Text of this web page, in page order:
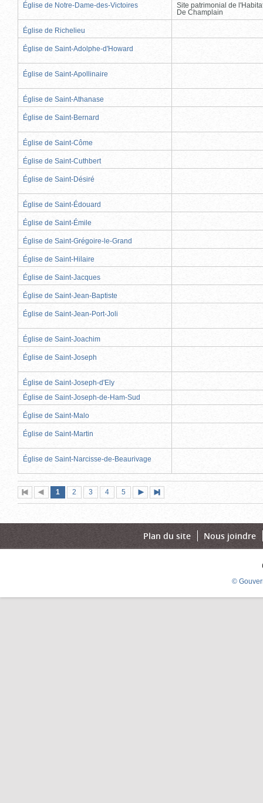
Église de Notre-Dame-des-Victoires
Site patrimonial de
De Champlain
Église de Richelieu
Église de Saint-Adolphe-d'Howard
Église de Saint-Apollinaire
Église de Saint-Athanase
Église de Saint-Bernard
Église de Saint-Côme
Église de Saint-Cuthbert
Église de Saint-Désiré
Église de Saint-Édouard
Église de Saint-Émile
Église de Saint-Grégoire-le-Grand
Église de Saint-Hilaire
Église de Saint-Jacques
Église de Saint-Jean-Baptiste
Église de Saint-Jean-Port-Joli
Église de Saint-Joachim
Église de Saint-Joseph
Église de Saint-Joseph-d'Ely
Église de Saint-Joseph-de-Ham-Sud
Église de Saint-Malo
Église de Saint-Martin
Église de Saint-Narcisse-de-Beaurivage
Première
page
Page
précédente
Page
1 (page
actuelle)
Page
2 Page
3 Page
4 Page
5
suivante
page
Plan du site Nous joindre
©